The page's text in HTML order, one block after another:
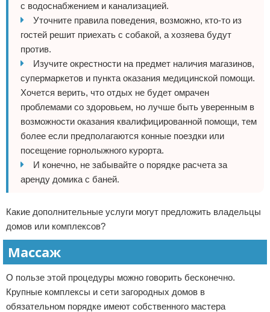
с водоснабжением и канализацией.
Уточните правила поведения, возможно, кто-то из
гостей решит приехать с собакой, а хозяева будут
против.
Изучите окрестности на предмет наличия магазинов,
супермаркетов и пункта оказания медицинской помощи.
Хочется верить, что отдых не будет омрачен
проблемами со здоровьем, но лучше быть уверенным в
возможности оказания квалифицированной помощи, тем
более если предполагаются конные поездки или
посещение горнолыжного курорта.
И конечно, не забывайте о порядке расчета за
аренду домика с баней.
Какие дополнительные услуги могут предложить владельцы
домов или комплексов?
Массаж
О пользе этой процедуры можно говорить бесконечно.
Крупные комплексы и сети загородных домов в
обязательном порядке имеют собственного мастера